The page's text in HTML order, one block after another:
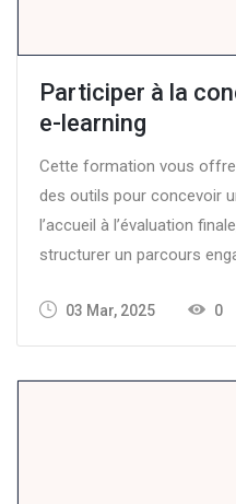
Participer à la
e-learning
Cette formation vous
des outils pour concevoir
l’accueil à l’évaluation
structurer un parcours
03 Mar, 2025 0